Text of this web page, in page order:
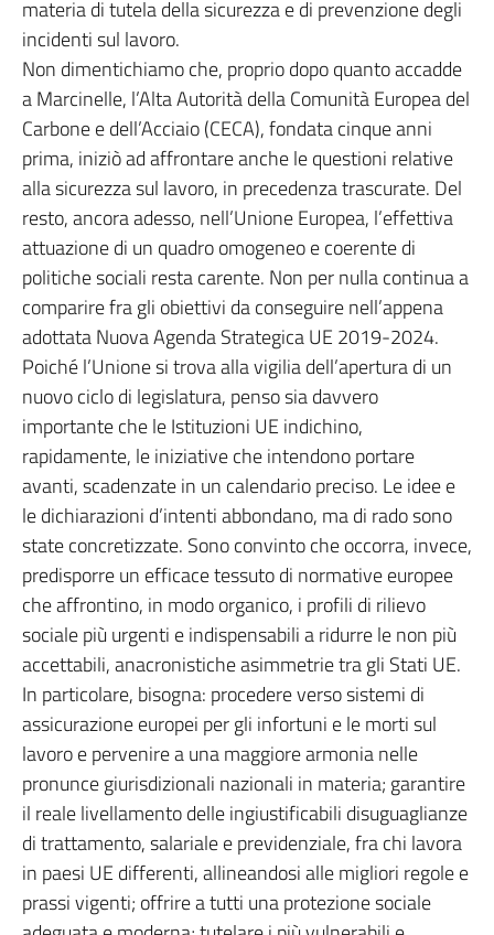
materia di tutela della sicurezza e di prevenzione degli
incidenti sul lavoro.
Non dimentichiamo che, proprio dopo quanto accadde
a Marcinelle, l’Alta Autorità della Comunità Europea del
Carbone e dell’Acciaio (CECA), fondata cinque anni
prima, iniziò ad affrontare anche le questioni relative
alla sicurezza sul lavoro, in precedenza trascurate. Del
resto, ancora adesso, nell’Unione Europea, l’effettiva
attuazione di un quadro omogeneo e coerente di
politiche sociali resta carente. Non per nulla continua a
comparire fra gli obiettivi da conseguire nell’appena
adottata Nuova Agenda Strategica UE 2019-2024.
Poiché l’Unione si trova alla vigilia dell’apertura di un
nuovo ciclo di legislatura, penso sia davvero
importante che le Istituzioni UE indichino,
rapidamente, le iniziative che intendono portare
avanti, scadenzate in un calendario preciso. Le idee e
le dichiarazioni d’intenti abbondano, ma di rado sono
state concretizzate. Sono convinto che occorra, invece,
predisporre un efficace tessuto di normative europee
che affrontino, in modo organico, i profili di rilievo
sociale più urgenti e indispensabili a ridurre le non più
accettabili, anacronistiche asimmetrie tra gli Stati UE.
In particolare, bisogna: procedere verso sistemi di
assicurazione europei per gli infortuni e le morti sul
lavoro e pervenire a una maggiore armonia nelle
pronunce giurisdizionali nazionali in materia; garantire
il reale livellamento delle ingiustificabili disuguaglianze
di trattamento, salariale e previdenziale, fra chi lavora
in paesi UE differenti, allineandosi alle migliori regole e
prassi vigenti; offrire a tutti una protezione sociale